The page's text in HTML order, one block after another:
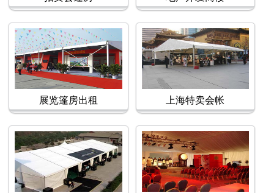
展览篷房出租 上海特卖会帐